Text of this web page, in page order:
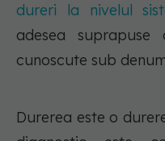
dureri la nivelul
adesea
cunoscute sub
Durerea este o